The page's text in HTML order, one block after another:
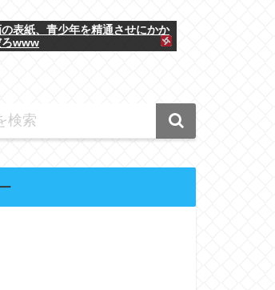
表紙、青少年を精通させにかか
ろwww